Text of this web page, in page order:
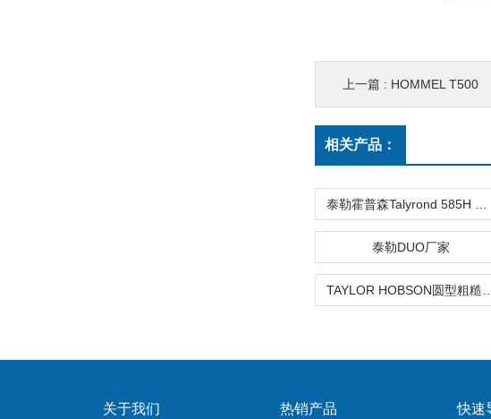
上一篇 : HOMMEL T500
相关产品：
泰勒DUO厂家
关于我们 热销产品 快速